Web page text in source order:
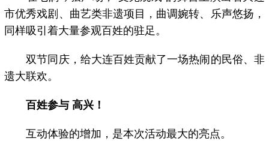
市优秀戏剧、曲艺类非遗项目，曲调婉转、乐声悠扬，
同样吸引着大量参观百姓的驻足。
双节同庆，给大连百姓贡献了一场热闹的民俗、非
遗大联欢。
百姓参与 高兴！
互动体验的增加，是本次活动最大的亮点。